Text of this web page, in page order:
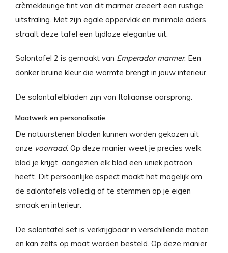
crèmekleurige tint van dit marmer creëert een rustige
uitstraling. Met zijn egale oppervlak en minimale aders
straalt deze tafel een tijdloze elegantie uit.
Salontafel 2 is gemaakt van Emperador marmer. Een
donker bruine kleur die warmte brengt in jouw interieur.
De salontafelbladen zijn van Italiaanse oorsprong.
Maatwerk en personalisatie
De natuurstenen bladen kunnen worden gekozen uit
onze voorraad. Op deze manier weet je precies welk
blad je krijgt, aangezien elk blad een uniek patroon
heeft. Dit persoonlijke aspect maakt het mogelijk om
de salontafels volledig af te stemmen op je eigen
smaak en interieur.
De salontafel set is verkrijgbaar in verschillende maten
en kan zelfs op maat worden besteld. Op deze manier